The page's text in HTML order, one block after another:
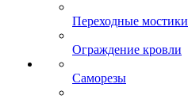
Переходные мостики
Ограждение кровли
Саморезы